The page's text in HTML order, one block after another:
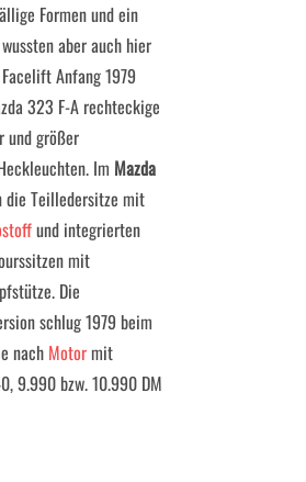
Formen und ein
aber auch hier
Anfang 1979
323 F-A rechteckige
und größer
Im Mazda
Teilledersitze mit
und integrierten
mit
Die
schlug 1979 beim
nach Motormit
9.990 bzw. 10.990 DM